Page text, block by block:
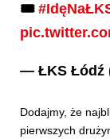
🎟️
— ŁKS Łódź
Dodajmy, że
pierwszych